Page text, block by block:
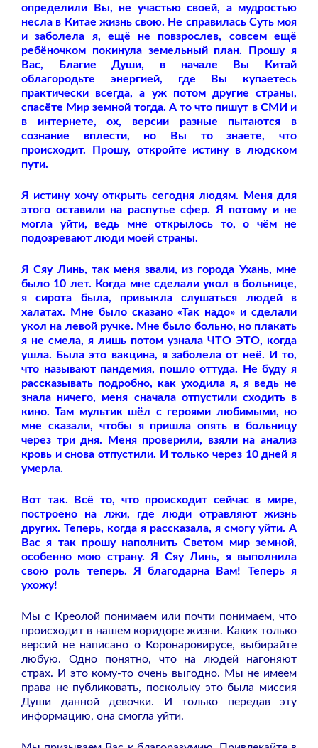
определили Вы, не участью своей, а мудростью
несла в Китае жизнь свою. Не справилась Суть моя
и заболела я, ещё не повзрослев, совсем ещё
ребёночком покинула земельный план. Прошу я
Вас, Благие Души, в начале Вы Китай
облагородьте энергией, где Вы купаетесь
практически всегда, а уж потом другие страны,
спасёте Мир земной тогда. А то что пишут в СМИ и
в интернете, ох, версии разные пытаются в
сознание вплести, но Вы то знаете, что
происходит. Прошу, откройте истину в людском
пути.
Я истину хочу открыть сегодня людям. Меня для
этого оставили на распутье сфер. Я потому и не
могла уйти, ведь мне открылось то, о чём не
подозревают люди моей страны.
Я Сяу Линь, так меня звали, из города Ухань, мне
было 10 лет. Когда мне сделали укол в больнице,
я сирота была, привыкла слушаться людей в
халатах. Мне было сказано «Так надо» и сделали
укол на левой ручке. Мне было больно, но плакать
я не смела, я лишь потом узнала ЧТО ЭТО, когда
ушла. Была это вакцина, я заболела от неё. И то,
что называют пандемия, пошло оттуда. Не буду я
рассказывать подробно, как уходила я, я ведь не
знала ничего, меня сначала отпустили сходить в
кино. Там мультик шёл с героями любимыми, но
мне сказали, чтобы я пришла опять в больницу
через три дня. Меня проверили, взяли на анализ
кровь и снова отпустили. И только через 10 дней я
умерла.
Вот так. Всё то, что происходит сейчас в мире,
построено на лжи, где люди отравляют жизнь
других. Теперь, когда я рассказала, я смогу уйти. А
Вас я так прошу наполнить Светом мир земной,
особенно мою страну. Я Сяу Линь, я выполнила
свою роль теперь. Я благодарна Вам! Теперь я
ухожу!
Мы с Креолой понимаем или почти понимаем, что
происходит в нашем коридоре жизни. Каких только
версий не написано о Коронаровирусе, выбирайте
любую. Одно понятно, что на людей нагоняют
страх. И это кому-то очень выгодно. Мы не имеем
права не публиковать, поскольку это была миссия
Души данной девочки. И только передав эту
информацию, она смогла уйти.